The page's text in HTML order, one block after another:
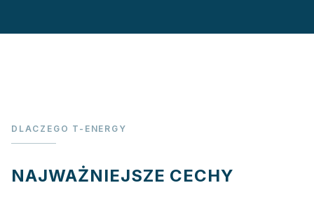
DLACZEGO T-ENERGY
NAJWAŻNIEJSZE CECHY